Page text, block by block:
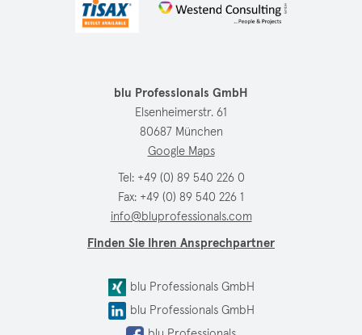
blu Professionals GmbH
Elsenheimerstr. 61
80687 München
Google Maps
Tel: +49 (0) 89 540 226 0
Fax: +49 (0) 89 540 226 1
info@bluprofessionals.com
Finden Sie Ihren Ansprechpartner
blu Professionals GmbH
blu Professionals GmbH